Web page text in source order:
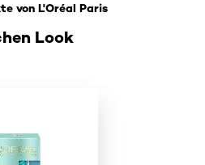
Look
von L'Oréal Paris